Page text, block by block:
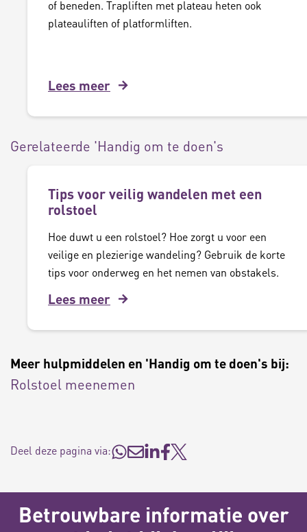
of beneden. Trapliften met plateau heten ook
plateauliften of platformliften.
Lees meer
Gerelateerde 'Handig om te doen's
Tips voor veilig wandelen met een
rolstoel
Hoe duwt u een rolstoel? Hoe zorgt u voor een
veilige en plezierige wandeling? Gebruik de korte
tips voor onderweg en het nemen van obstakels.
Lees meer
Meer hulpmiddelen en 'Handig om te doen's bij:
Rolstoel meenemen
Deel deze pagina via:
Betrouwbare informatie over